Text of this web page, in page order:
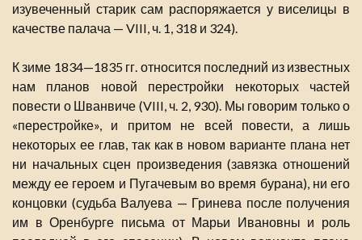
изувеченный старик сам распоряжается у виселицы в
качестве палача — VIII, ч. 1, 318 и 324).
К зиме 1834—1835 гг. относится последний из известных
нам планов новой перестройки некоторых частей
повести о Шванвиче (VIII, ч. 2, 930). Мы говорим только о
«перестройке», и притом не всей повести, а лишь
некоторых ее глав, так как в новом варианте плана нет
ни начальных сцен произведения (завязка отношений
между ее героем и Пугачевым во время бурана), ни его
концовки (судьба Валуева — Гринева после получения
им в Оренбурге письма от Марьи Ивановны и роль